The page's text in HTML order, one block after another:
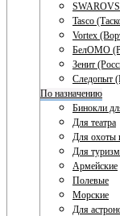
Tasco
Vortex
БелОМО
Зенит
Следопыт
По назначению
Бинокли
Для театра
Для охоты
Для
Армейские
Полевые
Морские
Для